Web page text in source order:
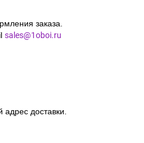
заказа.
sales@1oboi.ru
доставки.